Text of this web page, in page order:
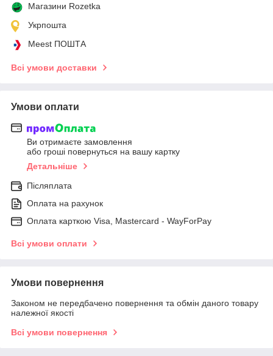
Магазини Rozetka
Укрпошта
Meest ПОШТА
Всі умови доставки
Умови оплати
Ви отримаєте замовлення
або гроші повернуться на вашу картку
Детальніше
Післяплата
Оплата на рахунок
Оплата карткою Visa, Mastercard - WayForPay
Всі умови оплати
Умови повернення
Законом не передбачено повернення та обмін даного товару
належної якості
Всі умови повернення